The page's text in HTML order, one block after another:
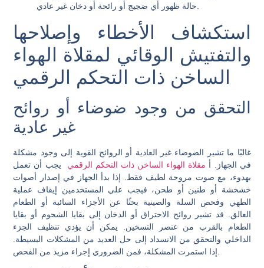
استكشاف الأخطاء وإصلاحها
والتفتيش الوقائي لمقلاة الهواء
الساخن ذات التحكم الرقمي
التحقق من وجود ضوضاء أو روائح
غير عادية
غالبًا ما تشير الضوضاء غير العادية أو الروائح القوية إلى وجود مشكلة
في الجهاز. أ مقلاة الهواء الساخن ذات التحكم الرقمي
يجب أن تعمل
بهدوء، مع صوت مروحة لطيف فقط. إذا بدأ الجهاز في إصدار أصوات
خشخشة أو طنين أو طحن، فيجب على المستخدمين إيقاف عملية
الطهي وفحص السلة والصينية بحثًا عن الأجزاء السائبة أو الطعام
العالق. قد تشير روائح الاحتراق أو الدخان إلى بقايا الشحوم أو بقايا
الطعام بالقرب من عنصر التسخين. يمكن أن يؤدي تنظيف الجزء
الداخلي والتحقق من الانسداد إلى حل العديد من المشكلات البسيطة.